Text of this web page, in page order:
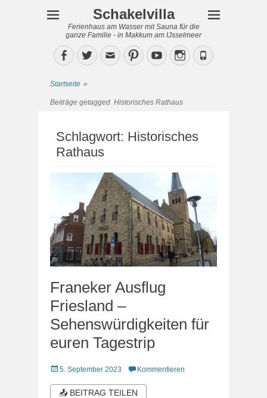
Schakelvilla
Ferienhaus am Wasser mit Sauna für die
ganze Familie - in Makkum am IJsselmeer
Facebook
TwitterEmailPinterestYouTubeInstagram
Phone
Startseite »
Beiträge getagged Historisches Rathaus
Schlagwort: Historisches
Rathaus
Franeker Ausflug
Friesland –
Sehenswürdigkeiten für
euren Tagestrip
Veröffentlicht
5. September 2023 Kommentieren
📤 BEITRAG TEILEN